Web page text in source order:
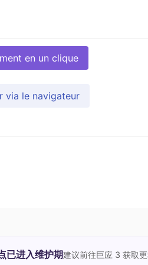
en un clique
via le navigateur
已进入维护期建议前往巨应 3 获取更